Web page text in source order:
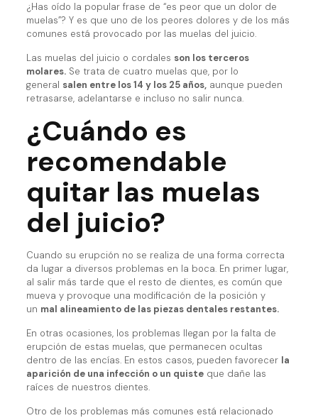
¿Has oído la popular frase de “es peor que un dolor de
muelas”? Y es que uno de los peores dolores y de los más
comunes está provocado por las muelas del juicio.
Las muelas del juicio o cordales son los terceros
molares.Se trata de cuatro muelas que, por lo
general salen entre los 14 y los 25 años,aunque pueden
retrasarse, adelantarse e incluso no salir nunca.
¿Cuándo es
recomendable
quitar las muelas
del juicio?
Cuando su erupción no se realiza de una forma correcta
da lugar a diversos problemas en la boca. En primer lugar,
al salir más tarde que el resto de dientes, es común que
mueva y provoque una modificación de la posición y
un mal alineamiento de las piezas dentales restantes.
En otras ocasiones, los problemas llegan por la falta de
erupción de estas muelas, que permanecen ocultas
dentro de las encías. En estos casos, pueden favorecer la
aparición de una infección o un quisteque dañe las
raíces de nuestros dientes.
Otro de los problemas más comunes está relacionado